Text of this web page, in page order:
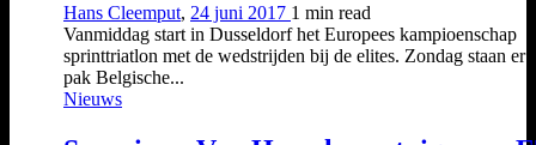
Hans Cleemput, 24 juni 2017 1 min read
Vanmiddag start in Dusseldorf het Europees kampioenschap
sprinttriatlon met de wedstrijden bij de elites. Zondag staan er
pak Belgische...
Nieuws